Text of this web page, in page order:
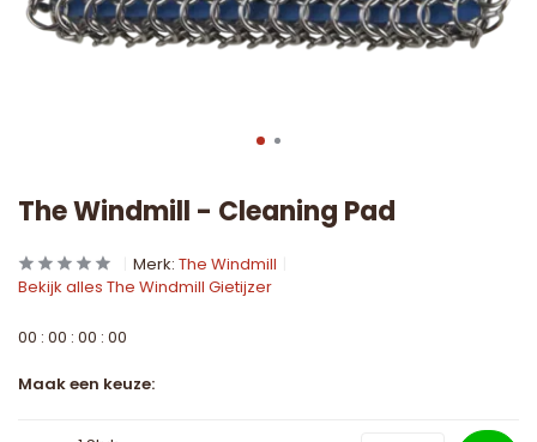
The Windmill - Cleaning Pad
Merk: The Windmill
Bekijk alles The Windmill Gietijzer
00 : 00 : 00 : 00
Maak een keuze: